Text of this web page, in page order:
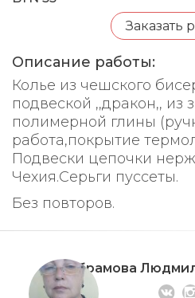
Заказать
Описание работы:
Колье из чешского
подвеской ,,дракон,, из
полимерной глины
работа,покрытие
Подвески цепочки
Чехия.Серьги пуссеты.
Без повторов.
Абрамова